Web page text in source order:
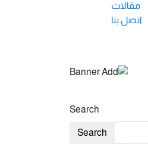
مقالات
اتصل بنا
Search
Search